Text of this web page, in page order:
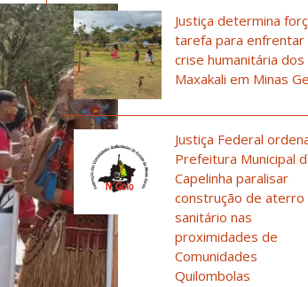
Justiça determina
tarefa para enfrentar
crise humanitária dos
Maxakali em Minas
Justiça Federal
Prefeitura Municipal
Capelinha paralisar
construção de aterro
sanitário nas
proximidades de
Comunidades
Quilombolas